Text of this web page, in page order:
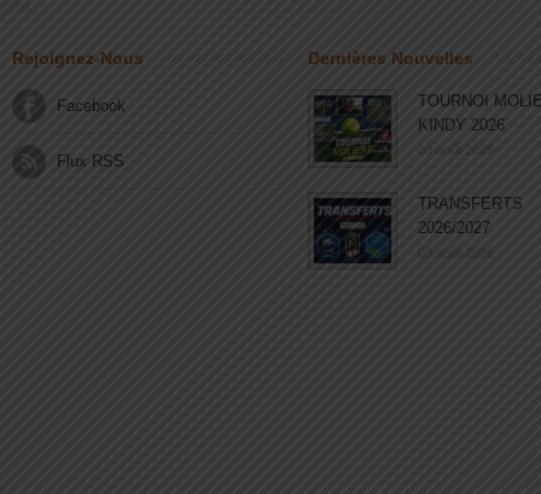
Rejoignez-Nous
Facebook
Flux RSS
Dernières Nouvelles
TOURNOI
KINDY 2026
03 août 2026
TRANSFERTS
2026/2027
03 août 2026